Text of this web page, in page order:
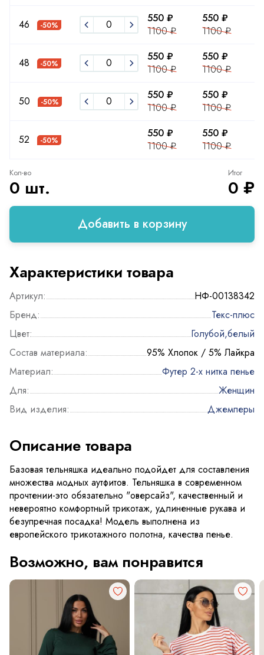
46 -50%
550 ₽
1100 ₽
550 ₽
1100 ₽
48 -50%
550 ₽
1100 ₽
550 ₽
1100 ₽
50 -50%
550 ₽
1100 ₽
550 ₽
1100 ₽
52 -50%
550 ₽
1100 ₽
550 ₽
1100 ₽
Кол-во
0 шт.
Итог
0 ₽
Добавить в корзину
Характеристики товара
Артикул:
НФ-00138342
Бренд:
Текс-плюс
Цвет:
Голубой,белый
Состав материала:
95% Хлопок / 5% Лайкра
Материал:
Футер 2-х нитка пенье
Для:
Женщин
Вид изделия:
Джемперы
Описание товара
Базовая тельняшка идеально подойдет для составления
множества модных аутфитов. Тельняшка в современном
прочтении-это обязательно "оверсайз", качественный и
невероятно комфортный трикотаж, удлиненные рукава и
безупречная посадка! Модель выполнена из
европейского трикотажного полотна, качества пенье.
Возможно, вам понравится